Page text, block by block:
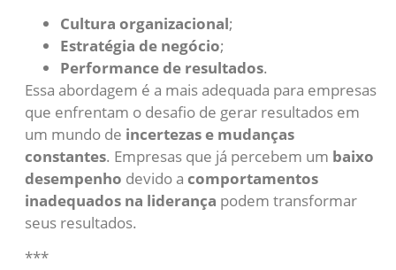
Cultura organizacional;
Estratégia de negócio;
Performance de resultados.
Essa abordagem é a mais adequada para empresas
que enfrentam o desafio de gerar resultados em
um mundo de incertezas e mudanças
constantes. Empresas que já percebem um baixo
desempenho devido a comportamentos
inadequados na liderança podem transformar
seus resultados.
***